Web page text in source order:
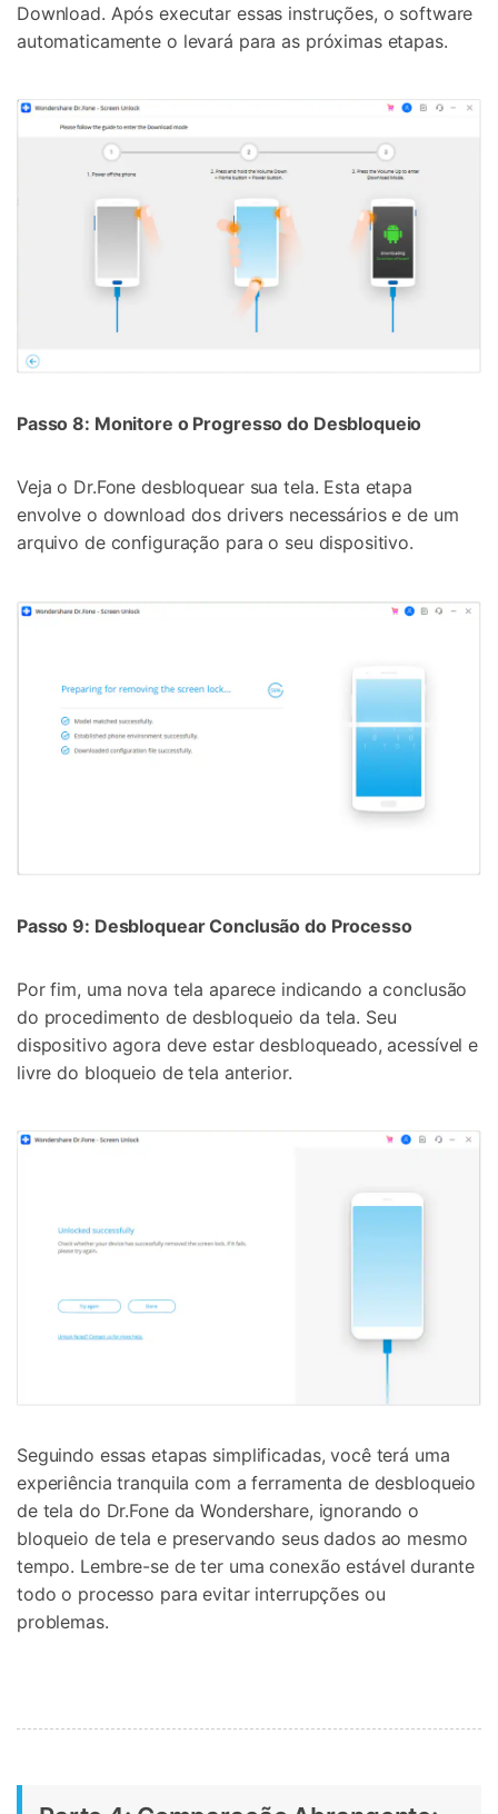
Download. Após executar essas instruções, o software
automaticamente o levará para as próximas etapas.
Passo 8: Monitore o Progresso do Desbloqueio
Veja o Dr.Fone desbloquear sua tela. Esta etapa
envolve o download dos drivers necessários e de um
arquivo de configuração para o seu dispositivo.
Passo 9: Desbloquear Conclusão do Processo
Por fim, uma nova tela aparece indicando a conclusão
do procedimento de desbloqueio da tela. Seu
dispositivo agora deve estar desbloqueado, acessível e
livre do bloqueio de tela anterior.
Seguindo essas etapas simplificadas, você terá uma
experiência tranquila com a ferramenta de desbloqueio
de tela do Dr.Fone da Wondershare, ignorando o
bloqueio de tela e preservando seus dados ao mesmo
tempo. Lembre-se de ter uma conexão estável durante
todo o processo para evitar interrupções ou
problemas.